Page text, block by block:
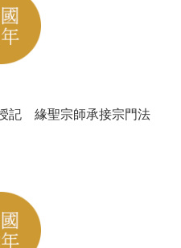
記 緣聖宗師承接宗門法